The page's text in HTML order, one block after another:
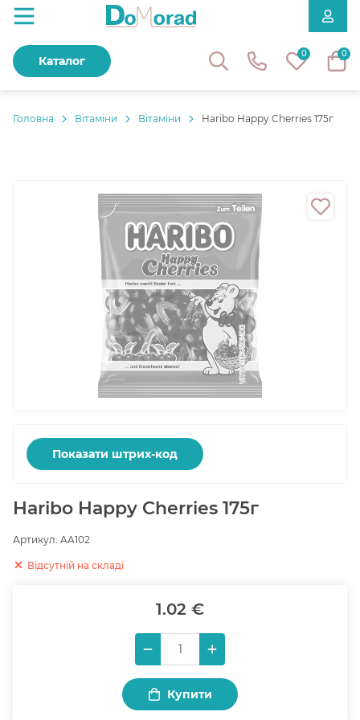
0 0
Каталог
Головнa Вітаміни Вітаміни Haribo Happy Cherries 175г
Показати штрих-код
Haribo Happy Cherries 175г
Артикул: AA102
Відсутній на складі
1.02 €
Купити